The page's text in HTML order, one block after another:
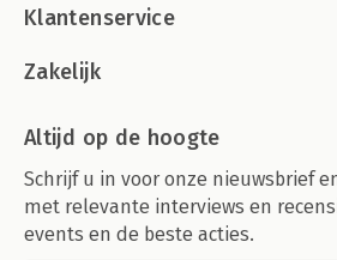
Klantenservice
Zakelijk
Altijd op de hoogte
Schrijf u in voor onze nieuwsbrief
met relevante interviews en
events en de beste acties.